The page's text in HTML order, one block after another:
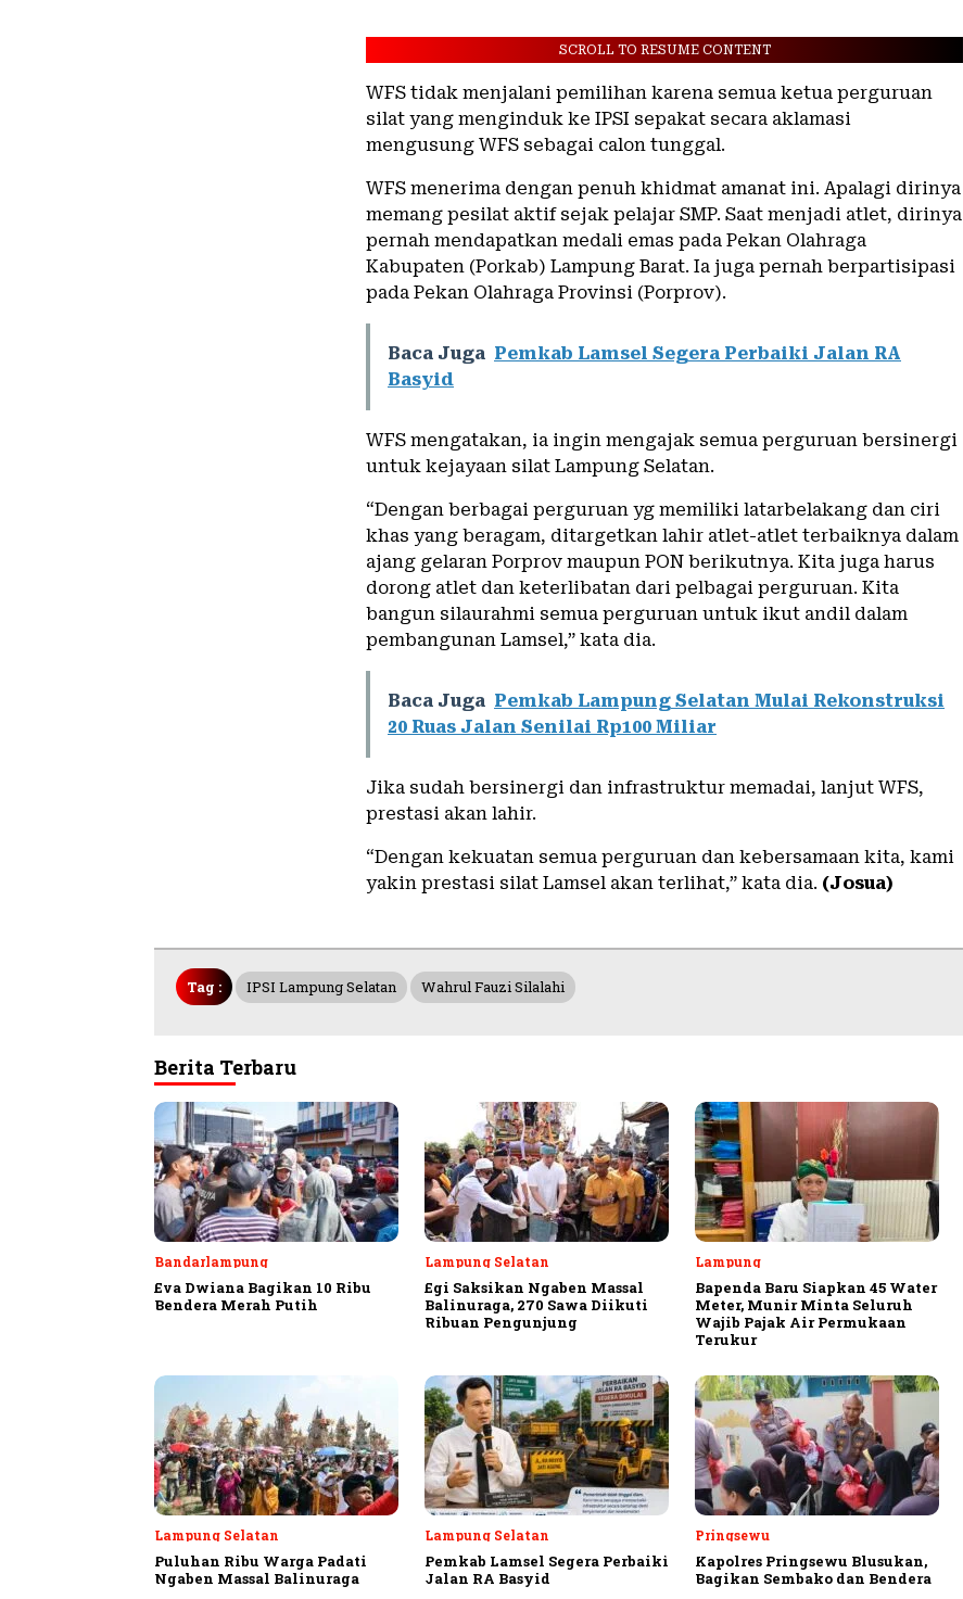
SCROLL TO RESUME CONTENT
WFS tidak menjalani pemilihan karena semua ketua perguruan
silat yang menginduk ke IPSI sepakat secara aklamasi
mengusung WFS sebagai calon tunggal.
WFS menerima dengan penuh khidmat amanat ini. Apalagi dirinya
memang pesilat aktif sejak pelajar SMP. Saat menjadi atlet, dirinya
pernah mendapatkan medali emas pada Pekan Olahraga
Kabupaten (Porkab) Lampung Barat. Ia juga pernah berpartisipasi
pada Pekan Olahraga Provinsi (Porprov).
Baca Juga Pemkab Lamsel Segera Perbaiki Jalan RA
Basyid
WFS mengatakan, ia ingin mengajak semua perguruan bersinergi
untuk kejayaan silat Lampung Selatan.
“Dengan berbagai perguruan yg memiliki latarbelakang dan ciri
khas yang beragam, ditargetkan lahir atlet-atlet terbaiknya dalam
ajang gelaran Porprov maupun PON berikutnya. Kita juga harus
dorong atlet dan keterlibatan dari pelbagai perguruan. Kita
bangun silaurahmi semua perguruan untuk ikut andil dalam
pembangunan Lamsel,” kata dia.
Baca Juga Pemkab Lampung Selatan Mulai Rekonstruksi
20 Ruas Jalan Senilai Rp100 Miliar
Jika sudah bersinergi dan infrastruktur memadai, lanjut WFS,
prestasi akan lahir.
“Dengan kekuatan semua perguruan dan kebersamaan kita, kami
yakin prestasi silat Lamsel akan terlihat,” kata dia. (Josua)
Tag : IPSI Lampung Selatan Wahrul Fauzi Silalahi
Berita Terbaru
Bandarlampung
Eva Dwiana Bagikan 10 Ribu
Bendera Merah Putih
Lampung Selatan
Egi Saksikan Ngaben Massal
Balinuraga, 270 Sawa Diikuti
Ribuan Pengunjung
Lampung
Bapenda Baru Siapkan 45 Water
Meter, Munir Minta Seluruh
Wajib Pajak Air Permukaan
Terukur
Lampung Selatan
Puluhan Ribu Warga Padati
Ngaben Massal Balinuraga
Lampung Selatan
Pemkab Lamsel Segera Perbaiki
Jalan RA Basyid
Pringsewu
Kapolres Pringsewu Blusukan,
Bagikan Sembako dan Bendera